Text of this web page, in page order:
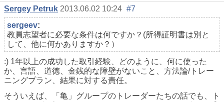
Sergey Petruk 2013.06.02 10:24 #7
sergeev:
教員志望者に必要な条件は何ですか？(所得証明書は別と
して、他に何かありますか？）
:) 1年以上の成功した取引経験、どのように、何に使った
か、言語、道徳、金銭的な障壁がないこと、方法論/トレー
ニングプラン、結果に対する責任。
そういえば、「亀」グループのトレーダーたちの話でも、ト